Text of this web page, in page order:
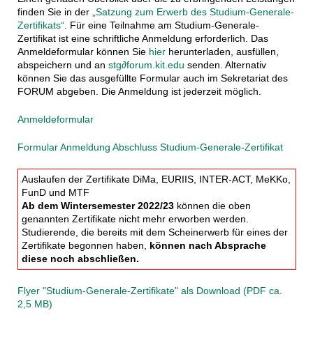
finden Sie in der „Satzung zum Erwerb des Studium-Generale-
Zertifikats“. Für eine Teilnahme am Studium-Generale-
Zertifikat ist eine schriftliche Anmeldung erforderlich. Das
Anmeldeformular können Sie hierherunterladen, ausfüllen,
abspeichern und an stg∂forum.kit.edu senden. Alternativ
können Sie das ausgefüllte Formular auch im Sekretariat des
FORUM abgeben. Die Anmeldung ist jederzeit möglich.
Anmeldeformular
Formular Anmeldung Abschluss Studium-Generale-Zertifikat
Auslaufen der Zertifikate DiMa, EURIIS, INTER-ACT, MeKKo,
FunD und MTF
Ab dem Wintersemester 2022/23können die oben
genannten Zertifikate nicht mehr erworben werden.
Studierende, die bereits mit dem Scheinerwerb für eines der
Zertifikate begonnen haben, können nach Absprache
diese noch abschließen.
Flyer "Studium-Generale-Zertifikate" als Download (PDF ca.
2,5 MB)